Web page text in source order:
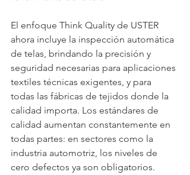
El enfoque Think Quality de USTER
ahora incluye la inspección automática
de telas, brindando la precisión y
seguridad necesarias para aplicaciones
textiles técnicas exigentes, y para
todas las fábricas de tejidos donde la
calidad importa. Los estándares de
calidad aumentan constantemente en
todas partes: en sectores como la
industria automotriz, los niveles de
cero defectos ya son obligatorios.